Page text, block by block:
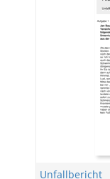
Unfallbericht